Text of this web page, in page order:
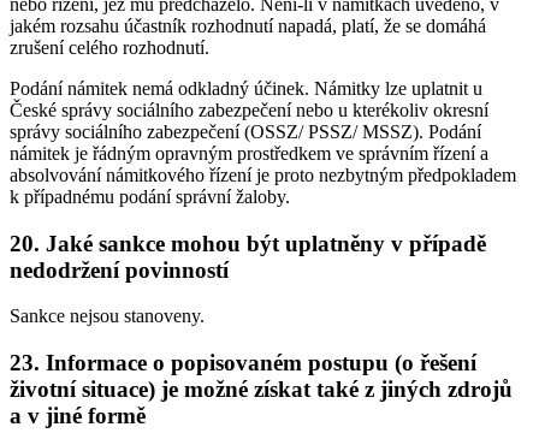
jakém rozsahu účastník rozhodnutí napadá, platí, že se domáhá
zrušení celého rozhodnutí.
Podání námitek nemá odkladný účinek. Námitky lze uplatnit u
České správy sociálního zabezpečení nebo u kterékoliv okresní
správy sociálního zabezpečení (OSSZ/ PSSZ/ MSSZ). Podání
námitek je řádným opravným prostředkem ve správním řízení a
absolvování námitkového řízení je proto nezbytným předpokladem
k případnému podání správní žaloby.
20. Jaké sankce mohou být uplatněny v případě
nedodržení povinností
Sankce nejsou stanoveny.
23. Informace o popisovaném postupu (o řešení
životní situace) je možné získat také z jiných zdrojů
a v jiné formě